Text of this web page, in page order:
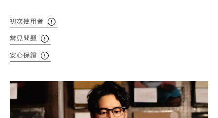
初次使用者
常見問題
安心保證